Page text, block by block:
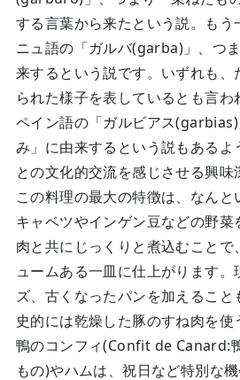
する言葉から来たという説。もう
ニュ語の「ガルバ(garba)」、つ
来するという説です。いずれも
られた様子を表しているとも言
ペイン語の「ガルビアス
み」に由来するという説もあるよ
との文化的交流を感じさせる興味
この料理の最大の特徴は、なんと
キャベツやインゲン豆などの野
肉と共にじっくりと煮込むことで
ュームある一皿に仕上がります。
ズ、古くなったパンを加えるこ
史的には乾燥した豚のすね肉を使
鴨のコンフィ(Confit de Canard:
もの)やハムは、祝日など特別な